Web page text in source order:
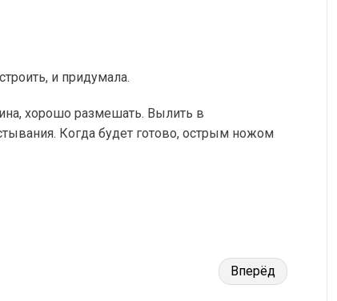
и придумала.
хорошо размешать. Вылить в
Когда будет готово, острым ножом
Вперёд